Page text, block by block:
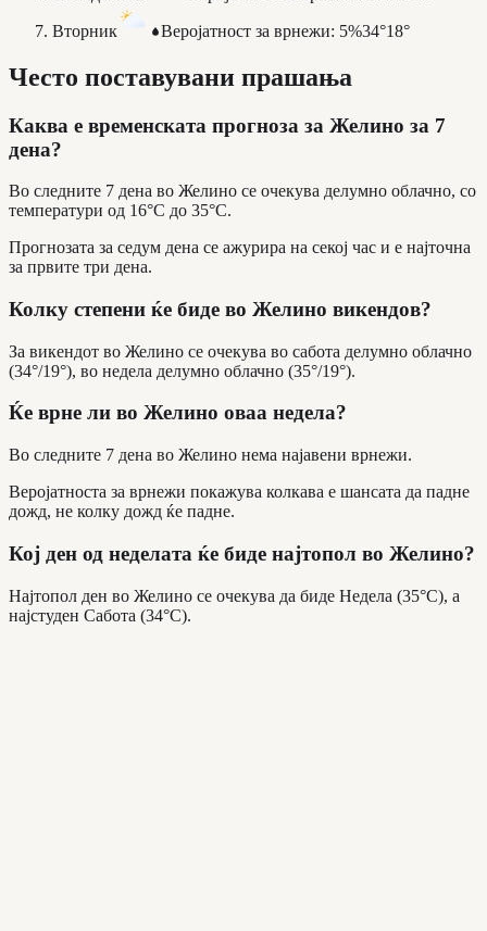
Вторник
Веројатност за врнежи: 5%34°18°
Често поставувани прашања
Каква е временската прогноза за Желино за 7
дена?
Во следните 7 дена во Желино се очекува делумно облачно, со
температури од 16°C до 35°C.
Прогнозата за седум дена се ажурира на секој час и е најточна
за првите три дена.
Колку степени ќе биде во Желино викендов?
За викендот во Желино се очекува во сабота делумно облачно
(34°/19°), во недела делумно облачно (35°/19°).
Ќе врне ли во Желино оваа недела?
Во следните 7 дена во Желино нема најавени врнежи.
Веројатноста за врнежи покажува колкава е шансата да падне
дожд, не колку дожд ќе падне.
Кој ден од неделата ќе биде најтопол во Желино?
Најтопол ден во Желино се очекува да биде Недела (35°C), а
најстуден Сабота (34°C).